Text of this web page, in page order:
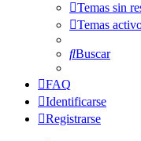
Temas sin
Temas
Buscar
FAQ
Identificarse
Registrarse